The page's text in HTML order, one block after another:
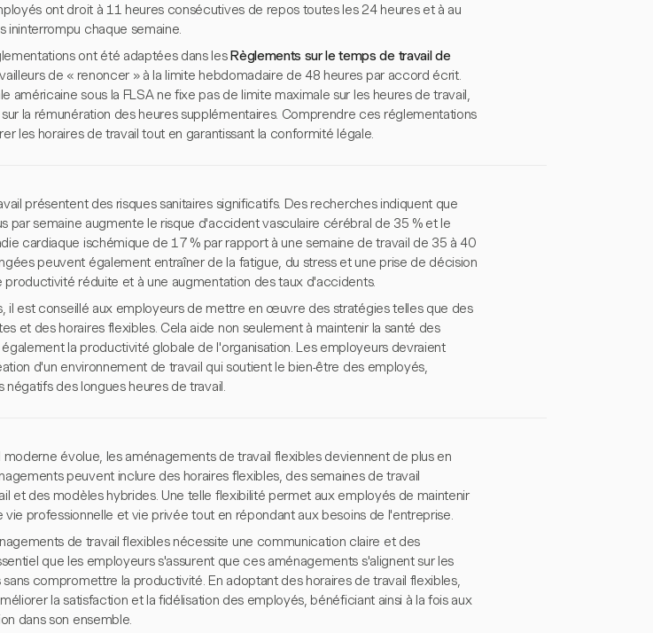
ont droit à 11 heures consécutives de repos toutes les 24 heures et à au
ininterrompu chaque semaine.
ont été adaptées dans les Règlements sur le temps de travail de
de « renoncer » à la limite hebdomadaire de 48 heures par accord écrit.
américaine sous la FLSA ne fixe pas de limite maximale sur les heures de travail,
la rémunération des heures supplémentaires. Comprendre ces réglementations
les horaires de travail tout en garantissant la conformité légale.
présentent des risques sanitaires significatifs. Des recherches indiquent que
par semaine augmente le risque d'accident vasculaire cérébral de 35 % et le
cardiaque ischémique de 17 % par rapport à une semaine de travail de 35 à 40
peuvent également entraîner de la fatigue, du stress et une prise de décision
productivité réduite et à une augmentation des taux d'accidents.
il est conseillé aux employeurs de mettre en œuvre des stratégies telles que des
et des horaires flexibles. Cela aide non seulement à maintenir la santé des
la productivité globale de l'organisation. Les employeurs devraient
d'un environnement de travail qui soutient le bien-être des employés,
négatifs des longues heures de travail.
moderne évolue, les aménagements de travail flexibles deviennent de plus en
peuvent inclure des horaires flexibles, des semaines de travail
et des modèles hybrides. Une telle flexibilité permet aux employés de maintenir
vie professionnelle et vie privée tout en répondant aux besoins de l'entreprise.
de travail flexibles nécessite une communication claire et des
que les employeurs s'assurent que ces aménagements s'alignent sur les
compromettre la productivité. En adoptant des horaires de travail flexibles,
la satisfaction et la fidélisation des employés, bénéficiant ainsi à la fois aux
dans son ensemble.